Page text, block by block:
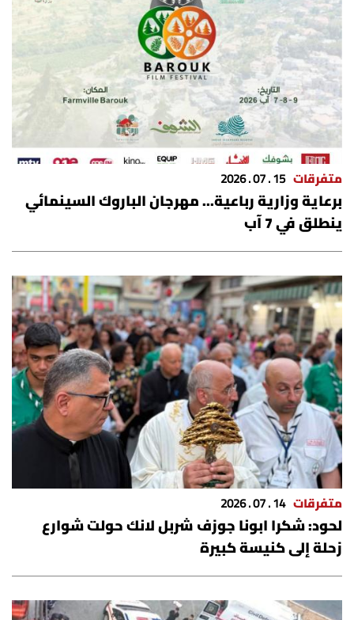
متفرقات 15 . 07 . 2026
برعاية وزارية رباعية... مهرجان الباروك السينمائي
ينطلق في 7 آب
متفرقات 14 . 07 . 2026
لحود: شكرا ابونا جوزف شربل لانك حولت شوارع
زحلة إلى كنيسة كبيرة